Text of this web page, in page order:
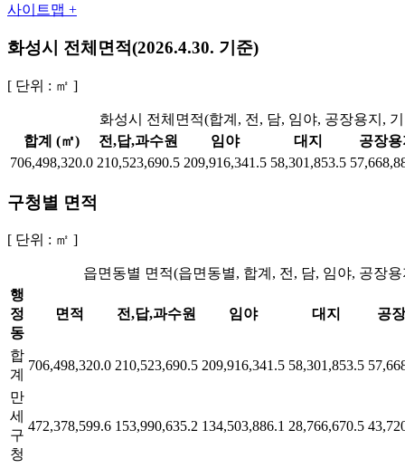
사이트맵 +
화성시 전체면적(2026.4.30. 기준)
[ 단위 : ㎡ ]
화성시 전체면적(합계, 전, 담, 임야, 공장용지,
합계 (㎡)
전,답,과수원 임야 대지
공장
706,498,320.0 210,523,690.5 209,916,341.5 58,301,853.5
구청별 면적
[ 단위 : ㎡ ]
읍면동별 면적(읍면동별, 합계, 전, 담, 임야, 공장
행
정
동
면적 전,답,과수원 임야 대지 공
합
계
706,498,320.0 210,523,690.5 209,916,341.5 58,301,853.5
만
세
구
청
472,378,599.6 153,990,635.2 134,503,886.1 28,766,670.5